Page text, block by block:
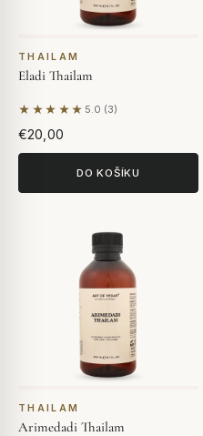
THAILAM
Eladi Thailam
★★★★★ 5.0 (3)
Na základě 3 hodnocení
€20,00
DO KOŠÍKU
THAILAM
Arimedadi Thailam